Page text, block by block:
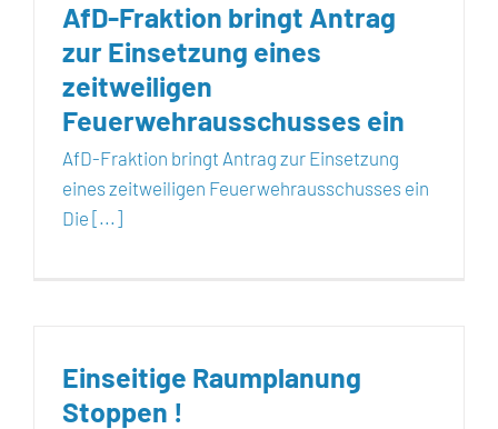
AfD-Fraktion bringt Antrag
zur Einsetzung eines
zeitweiligen
Feuerwehrausschusses ein
AfD-Fraktion bringt Antrag zur Einsetzung
eines zeitweiligen Feuerwehrausschusses ein
Die [...]
Einseitige Raumplanung
Stoppen !